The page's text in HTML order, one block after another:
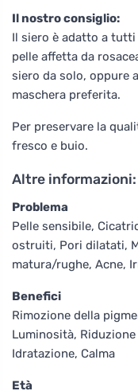
Il nostro consiglio:
Il siero è adatto a
pelle affetta da
siero da solo, oppure
maschera preferita.
Per preservare la
fresco e buio.
Altre informazioni:
Problema
Pelle sensibile,
ostruiti, Pori dilatati,
matura/rughe, Acne,
Benefici
Rimozione della
Luminosità,
Idratazione, Calma
Età